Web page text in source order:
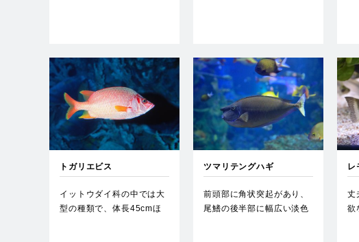
トガリエビス
イットウダイ科の中では大
型の種類で、体長45cmほ
ツマリテングハギ
前頭部に角状突起があり、
尾鰭の後半部に幅広い淡色
レ
丈
欲